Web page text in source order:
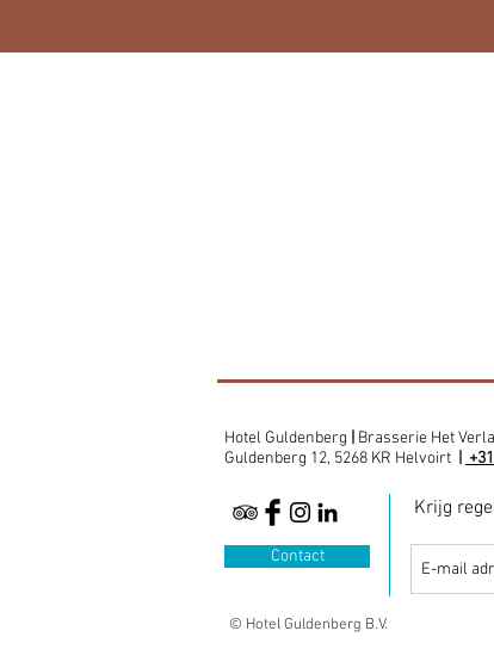
Hotel Guldenberg Brasserie Het
Guldenberg 12, 5268 KR Helvoirt
Contact
Krijg
© Hotel Guldenberg B.V.